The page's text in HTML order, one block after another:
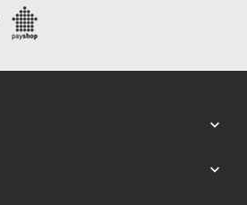

